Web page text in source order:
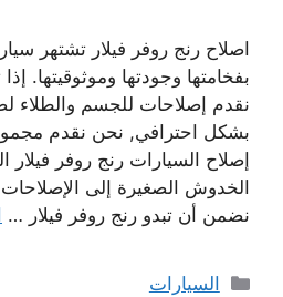
اصلاح رنج روفر فيلار تشتهر
بفخامتها وجودتها وموثوقيتها.
نقدم إصلاحات للجسم والطلاء
بشكل احترافي, نحن نقدم
إصلاح السيارات رنج روفر
الخدوش الصغيرة إلى
نضمن أن تبدو رنج روفر فيلار …
التصنيفات
السيارات